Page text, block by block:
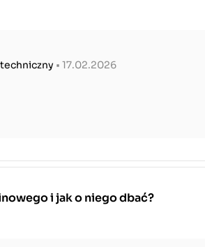
• 17.02.2026
i jak o niego dbać?